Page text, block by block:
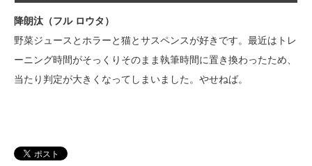
降朗汰（フル ロウタ）
野菜ジュースとホラーと猫とサスペンスが好きです。最近はトレ
ーニング時間がそっくりそのまま執筆時間に置き換わったため、
当たり判定が大きくなってしまいました。やせねば。